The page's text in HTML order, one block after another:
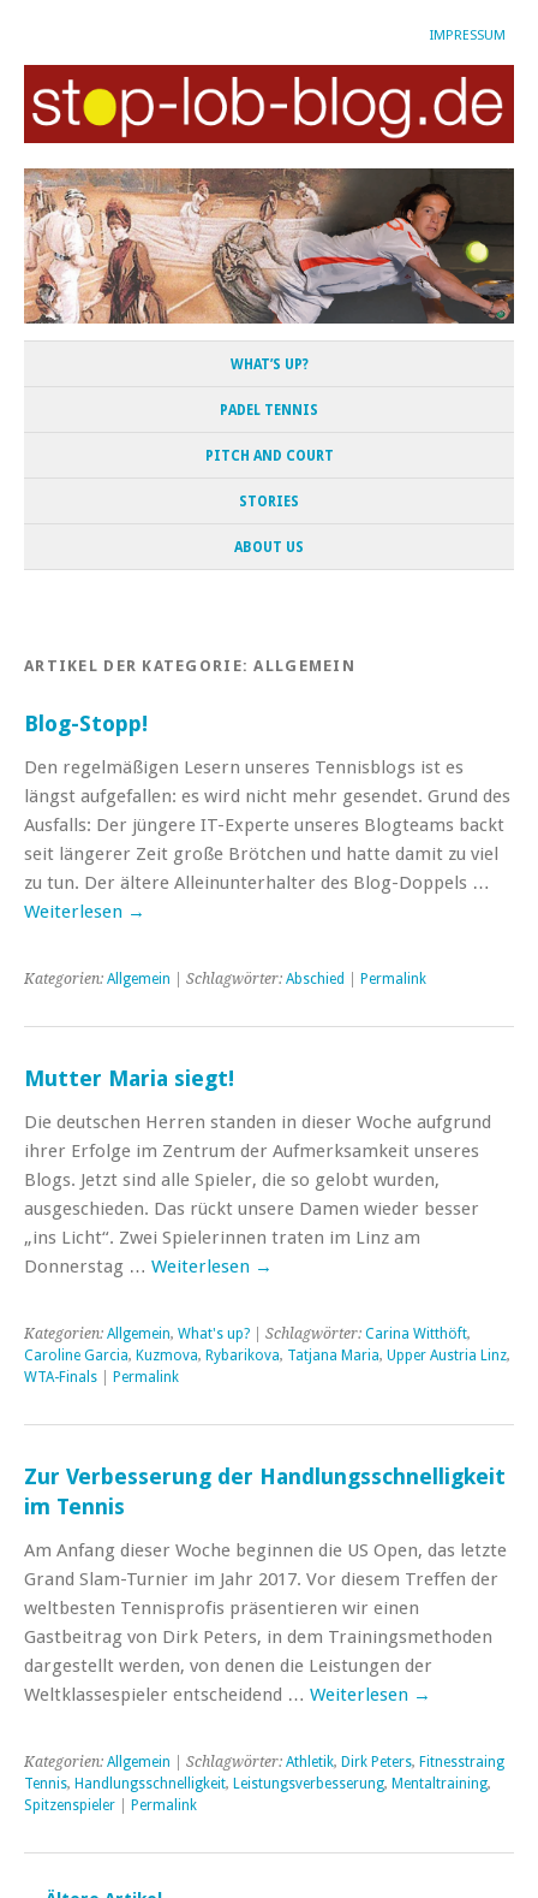
IMPRESSUM
WHAT’S UP?
PADEL TENNIS
PITCH AND COURT
STORIES
ABOUT US
ARTIKEL DER KATEGORIE:ALLGEMEIN
Blog-Stopp!
Den regelmäßigen Lesern unseres Tennisblogs ist es
längst aufgefallen: es wird nicht mehr gesendet. Grund des
Ausfalls: Der jüngere IT-Experte unseres Blogteams backt
seit längerer Zeit große Brötchen und hatte damit zu viel
zu tun. Der ältere Alleinunterhalter des Blog-Doppels …
Weiterlesen →
Kategorien: Allgemein | Schlagwörter: Abschied Permalink
Mutter Maria siegt!
Die deutschen Herren standen in dieser Woche aufgrund
ihrer Erfolge im Zentrum der Aufmerksamkeit unseres
Blogs. Jetzt sind alle Spieler, die so gelobt wurden,
ausgeschieden. Das rückt unsere Damen wieder besser
„ins Licht“. Zwei Spielerinnen traten im Linz am
Donnerstag … Weiterlesen →
Kategorien: Allgemein, What's up? | Schlagwörter: Carina Witthöft,
Caroline Garcia, Kuzmova, Rybarikova, Tatjana Maria, Upper Austria Linz,
WTA-Finals
Permalink
Zur Verbesserung der Handlungsschnelligkeit
im Tennis
Am Anfang dieser Woche beginnen die US Open, das letzte
Grand Slam-Turnier im Jahr 2017. Vor diesem Treffen der
weltbesten Tennisprofis präsentieren wir einen
Gastbeitrag von Dirk Peters, in dem Trainingsmethoden
dargestellt werden, von denen die Leistungen der
Weltklassespieler entscheidend … Weiterlesen →
Kategorien: Allgemein | Schlagwörter: Athletik, Dirk Peters, Fitnesstraing
Tennis, Handlungsschnelligkeit, Leistungsverbesserung, Mentaltraining,
Spitzenspieler
Permalink